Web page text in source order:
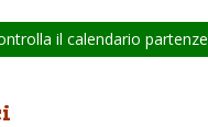
il calendario partenze